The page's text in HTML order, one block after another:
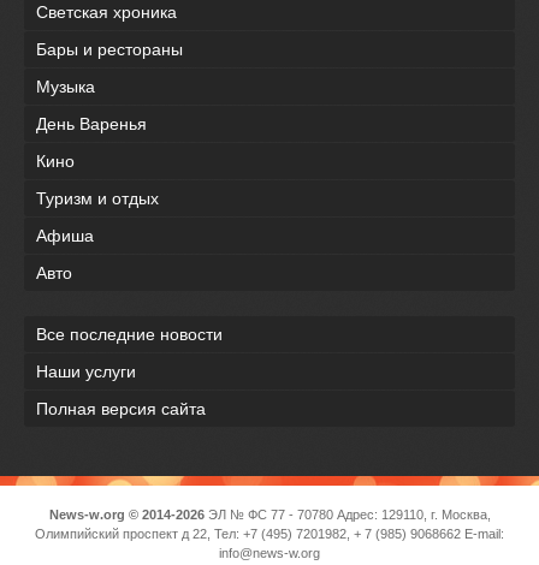
Светская хроника
Бары и рестораны
Музыка
День Варенья
Кино
Туризм и отдых
Афиша
Авто
Все последние новости
Наши услуги
Полная версия сайта
News-w.org © 2014-2026ЭЛ № ФС 77 - 70780 Адрес: 129110, г. Москва,
Олимпийский проспект д 22, Тел: +7 (495) 7201982, + 7 (985) 9068662 E-mail:
info@news-w.org